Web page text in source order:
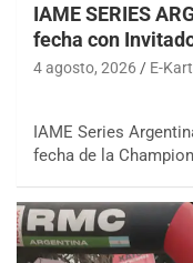
IAME SERIES
fecha con
4 agosto, 2026 E-Kart
IAME Series
fecha de la